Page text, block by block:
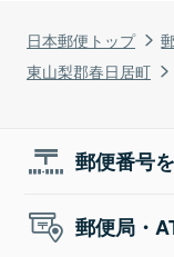
日本郵便トップ
東山梨郡春日居町
郵便番号
郵便局・